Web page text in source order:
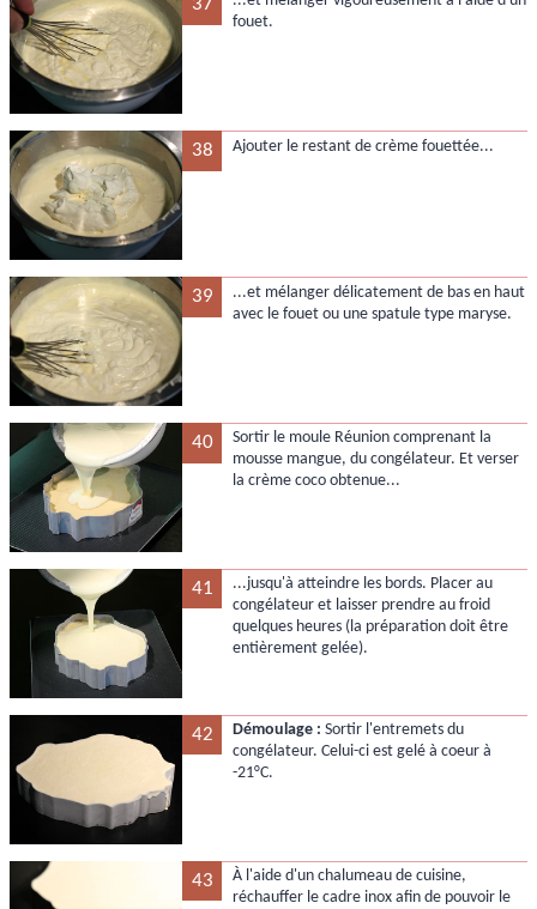
37
fouet.
38 Ajouter le restant de crème fouettée...
39
...et mélanger délicatement de bas en haut
avec le fouet ou une spatule type maryse.
40
Sortir le moule Réunion comprenant la
mousse mangue, du congélateur. Et verser
la crème coco obtenue...
41
...jusqu'à atteindre les bords. Placer au
congélateur et laisser prendre au froid
quelques heures (la préparation doit être
entièrement gelée).
42 Démoulage : Sortir l'entremets du
congélateur. Celui-ci est gelé à coeur à
-21°C.
43
À l'aide d'un chalumeau de cuisine,
réchauffer le cadre inox afin de pouvoir le